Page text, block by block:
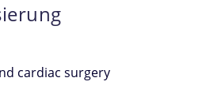
in Türkei
in Ukraine
in VAE
cardiac surgery